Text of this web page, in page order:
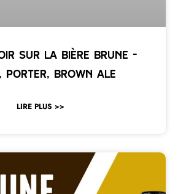
sur la bière brune –
Porter, Brown Ale
LIRE PLUS >>